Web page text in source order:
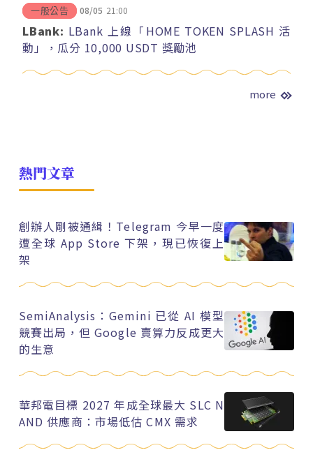
一般公告 08/05 21:00
LBank: LBank 上線「HOME TOKEN SPLASH 活
動」，瓜分 10,000 USDT 獎勵池
more
熱門文章
創辦人剛被通緝！Telegram 今早一度
遭全球 App Store 下架，現已恢復上
架
SemiAnalysis：Gemini 已從 AI 模型
競賽出局，但 Google 賣算力反成更大
的生意
華邦電目標 2027 年成全球最大 SLC N
AND 供應商：市場低估 CMX 需求